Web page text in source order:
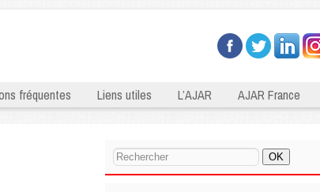
fréquentes Liens utiles L’AJAR AJAR France